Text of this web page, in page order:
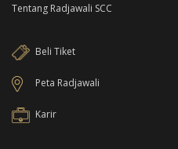
Tentang Radjawali SCC
Beli Tiket
Peta Radjawali
Karir